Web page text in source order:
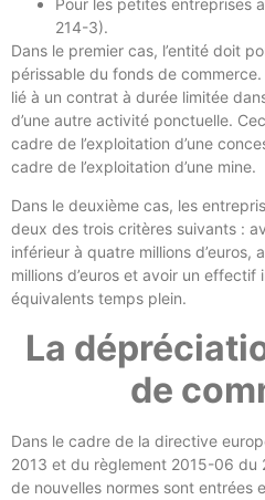
214-3).
Dans le premier cas, l’entité doit
périssable du fonds de
lié à un contrat à durée limitée
d’une autre activité ponctuelle.
cadre de l’exploitation d’une
cadre de l’exploitation d’une mine.
Dans le deuxième cas, les
deux des trois critères suivants :
inférieur à quatre millions d’euros,
millions d’euros et avoir un
équivalents temps plein.
La
de
Dans le cadre de la directive
2013 et du règlement 2015-06 du
de nouvelles normes sont entrées